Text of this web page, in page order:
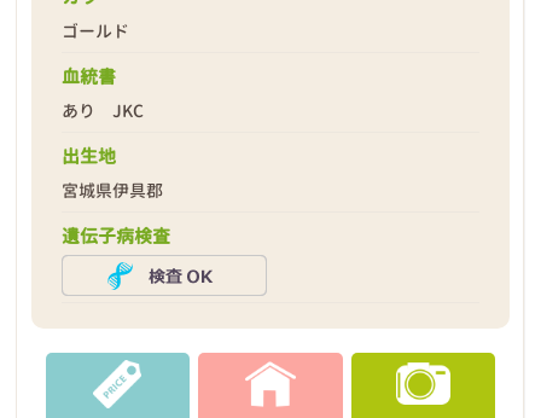
ゴールド
血統書
あり JKC
出生地
宮城県伊具郡
遺伝子病検査